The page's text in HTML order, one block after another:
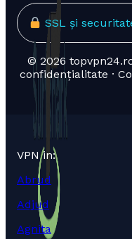
SSL și
© 2026
confidențialitate ·
VPN in:
Abrud
Adjud
Agnita